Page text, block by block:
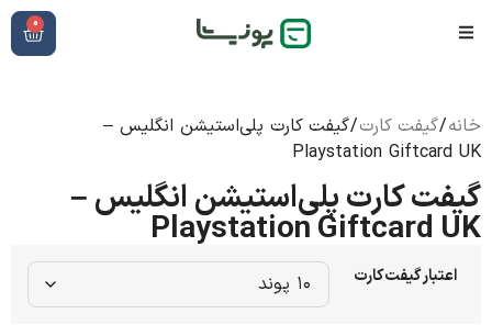
0
خانه/گیفت کارت/ گیفت کارت پلی‌استیشن انگلیس –
Playstation Giftcard UK
گیفت کارت پلی‌استیشن انگلیس –
Playstation Giftcard UK
اعتبار گیفت‌کارت